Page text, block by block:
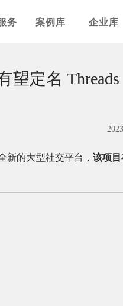
务 案例库 企业库
定名 Threads
新的大型社交平台， 该项